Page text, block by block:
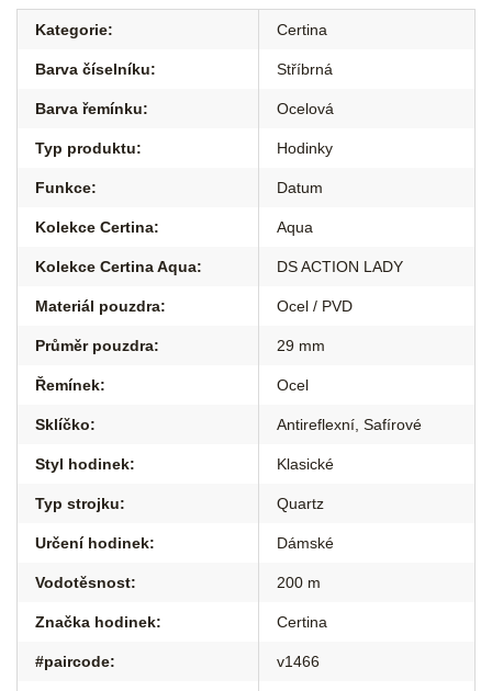
Kategorie: Certina
Barva číselníku: Stříbrná
Barva řemínku: Ocelová
Typ produktu: Hodinky
Funkce: Datum
Kolekce Certina: Aqua
Kolekce Certina Aqua: DS ACTION LADY
Materiál pouzdra: Ocel / PVD
Průměr pouzdra: 29 mm
Řemínek: Ocel
Sklíčko: Antireflexní Safírové
Styl hodinek: Klasické
Typ strojku: Quartz
Určení hodinek: Dámské
Vodotěsnost: 200 m
Značka hodinek: Certina
#paircode: v1466